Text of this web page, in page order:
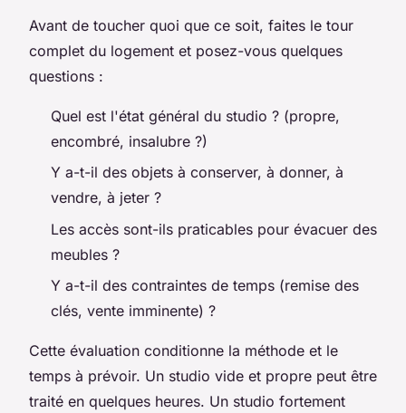
Avant de toucher quoi que ce soit, faites le tour
complet du logement et posez-vous quelques
questions :
Quel est l'état général du studio ? (propre,
encombré, insalubre ?)
Y a-t-il des objets à conserver, à donner, à
vendre, à jeter ?
Les accès sont-ils praticables pour évacuer des
meubles ?
Y a-t-il des contraintes de temps (remise des
clés, vente imminente) ?
Cette évaluation conditionne la méthode et le
temps à prévoir. Un studio vide et propre peut être
traité en quelques heures. Un studio fortement